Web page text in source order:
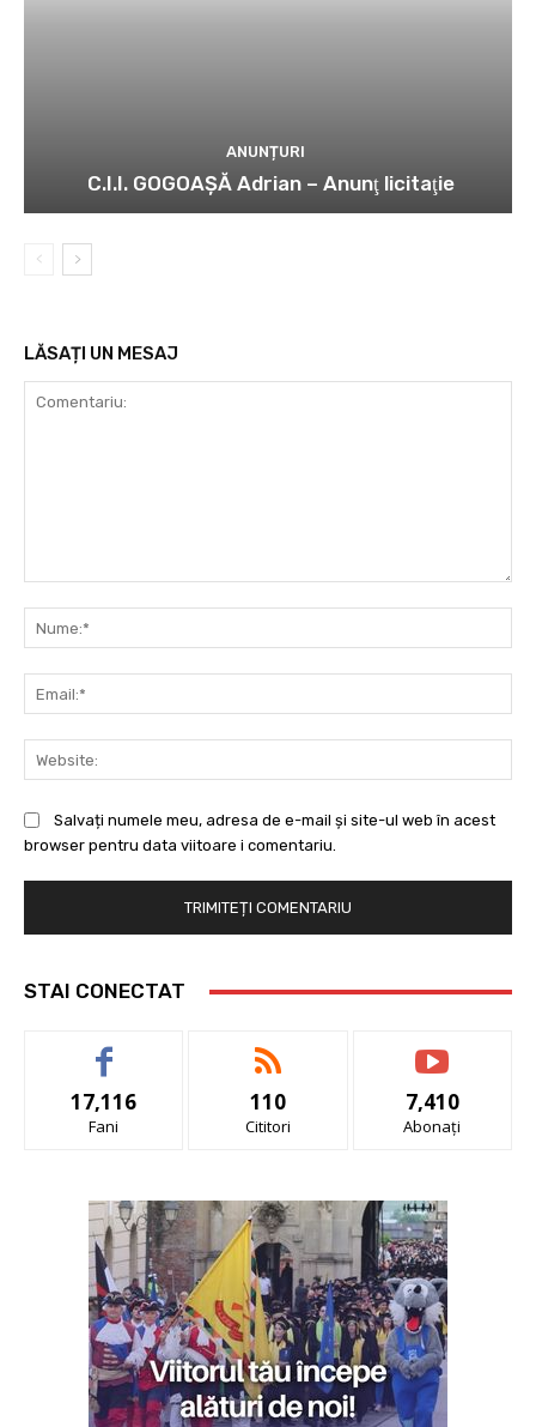
ANUNȚURI
C.I.I. GOGOAŞĂ Adrian – Anunţ licitaţie
LĂSAȚI UN MESAJ
Salvați numele meu, adresa de e-mail și site-ul web în acest
browser pentru data viitoare i comentariu.
STAI CONECTAT
17,116
Fani
110
Cititori
7,410
Abonați